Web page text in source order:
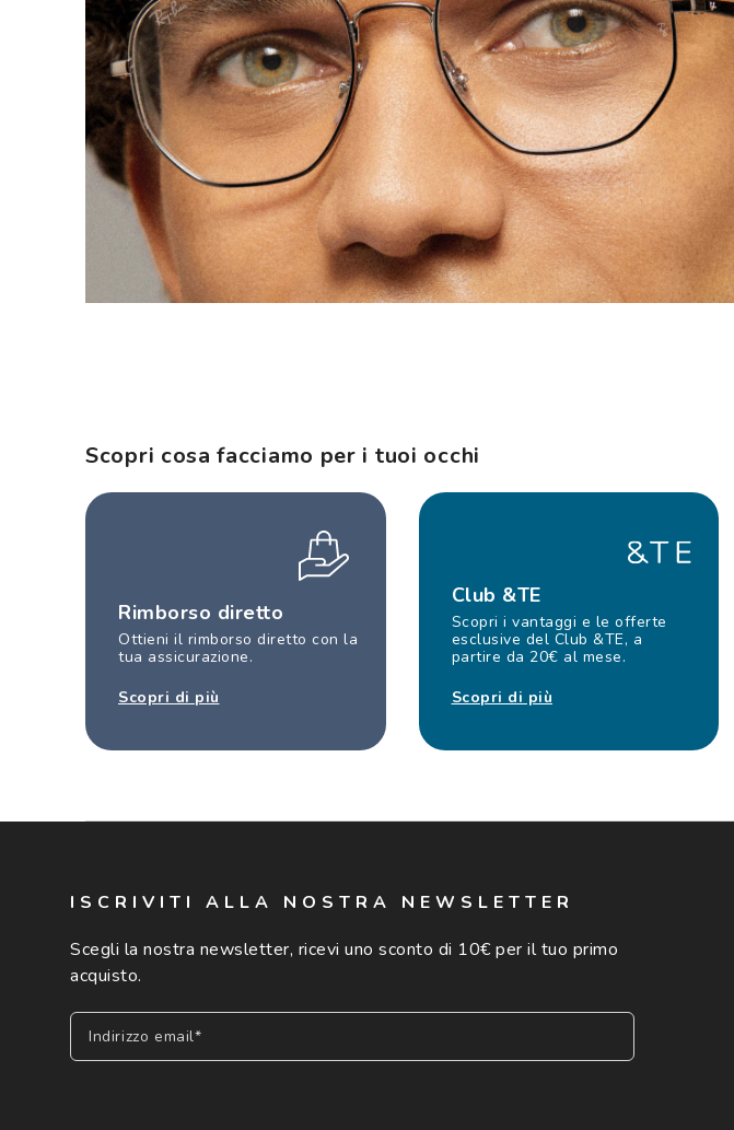
Scopri cosa facciamo per i tuoi occhi
Rimborso diretto
Ottieni il rimborso diretto con la
tua assicurazione.
Scopri di più
Club &TE
Scopri i vantaggi e le offerte
esclusive del Club &TE, a
partire da 20€ al mese.
Scopri di più
ISCRIVITI ALLA NOSTRA NEWSLETTER
Scegli la nostra newsletter, ricevi uno sconto di 10€ per il tuo primo
acquisto.
Indirizzo email*